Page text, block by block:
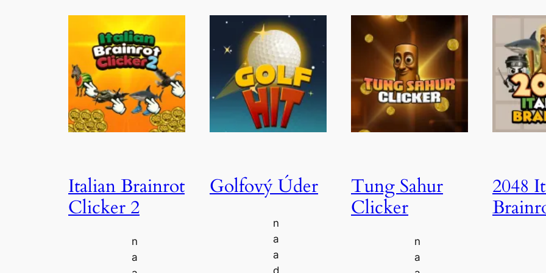
Italian Brainrot
Clicker 2
n
a
Golfový Úder
n
a
a
Tung Sahur
Clicker
n
a
2048